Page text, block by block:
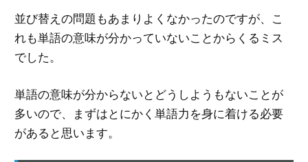
並び替えの問題もあまりよくなかったのですが、こ
れも単語の意味が分かっていないことからくるミス
でした。
単語の意味が分からないとどうしようもないことが
多いので、まずはとにかく単語力を身に着ける必要
があると思います。